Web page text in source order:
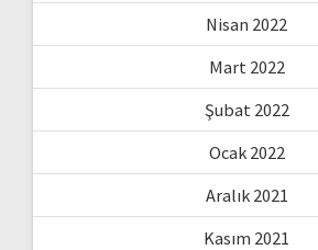
Nisan 2022
Mart 2022
Şubat 2022
Ocak 2022
Aralık 2021
Kasım 2021